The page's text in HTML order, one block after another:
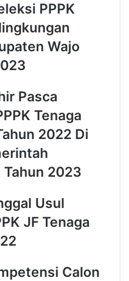
PPPK
Wajo
Pasca
Tenaga
2022 Di
2023
Usul
JF Tenaga
Calon